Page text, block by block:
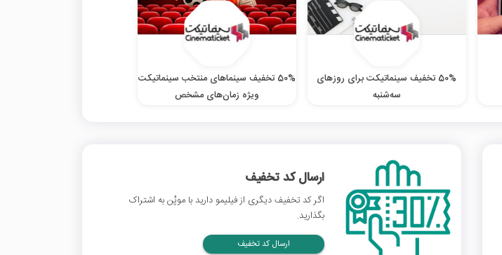
50% تخفیف سینماتیکت برای روزهای
سه‌شنبه‌
50% تخفیف سینماهای منتخب سینماتیکت
ویژه زمان‌های مشخص
ارسال کد تخفیف
اگر کد تخفیف دیگری از فیلیمو دارید با موپُن به اشتراک
بگذارید.
ارسال کد تخفیف